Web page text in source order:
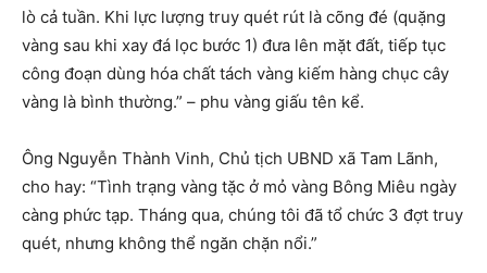
lò cả tuần. Khi lực lượng truy quét rút là cõng đé (quặng
vàng sau khi xay đá lọc bước 1) đưa lên mặt đất, tiếp tục
công đoạn dùng hóa chất tách vàng kiếm hàng chục cây
vàng là bình thường.” – phu vàng giấu tên kể.
Ông Nguyễn Thành Vinh, Chủ tịch UBND xã Tam Lãnh,
cho hay: “Tình trạng vàng tặc ở mỏ vàng Bông Miêu ngày
càng phức tạp. Tháng qua, chúng tôi đã tổ chức 3 đợt truy
quét, nhưng không thể ngăn chặn nổi.”